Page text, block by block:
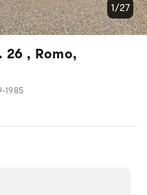
26 , Romo,
1985
1/27